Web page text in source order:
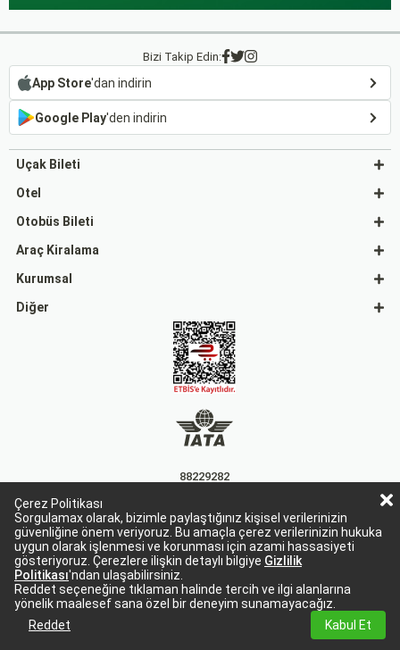
Çerez Politikası
Sorgulamax olarak, bizimle paylaştığınız kişisel verilerinizin
güvenliğine önem veriyoruz. Bu amaçla çerez verilerinizin hukuka
uygun olarak işlenmesi ve korunması için azami hassasiyeti
gösteriyoruz. Çerezlere ilişkin detaylı bilgiye Gizlilik
Politikası'ndan ulaşabilirsiniz.
Reddet seçeneğine tıklaman halinde tercih ve ilgi alanlarına
yönelik maalesef sana özel bir deneyim sunamayacağız.
Reddet
Kabul Et
Bizi Takip Edin:
App Store'dan indirin
Google Play'den indirin
Uçak Bileti
Otel
Otobüs Bileti
Araç Kiralama
Kurumsal
Diğer
88229282
15863
Sorgulamax Turizim, TURSAB Belge No: 15863